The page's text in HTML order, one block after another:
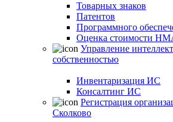
Товарных знаков
Патентов
Программного
Оценка стоимости
Управление
собственностью
Инвентаризация ИС
Консалтинг ИС
Регистрация
Сколково